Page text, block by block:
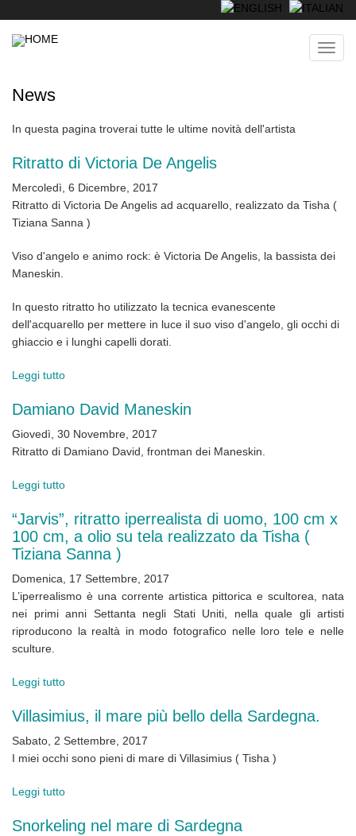
main
News
In questa pagina troverai tutte le ultime novità dell'artista
Ritratto di Victoria De Angelis
Mercoledì, 6 Dicembre, 2017
Ritratto di Victoria De Angelis ad acquarello, realizzato da Tisha (
Tiziana Sanna )
Viso d'angelo e animo rock: è Victoria De Angelis, la bassista dei
Maneskin.
In questo ritratto ho utilizzato la tecnica evanescente
dell'acquarello per mettere in luce il suo viso d'angelo, gli occhi di
ghiaccio e i lunghi capelli dorati.
Leggi tutto
di
Victoria
De
Damiano David Maneskin
Giovedì, 30 Novembre, 2017
Ritratto di Damiano David, frontman dei Maneskin.
Leggi tutto
David
Maneskin
“Jarvis”, ritratto iperrealista di uomo, 100 cm x
100 cm, a olio su tela realizzato da Tisha (
Tiziana Sanna )
Domenica, 17 Settembre, 2017
L’iperrealismo è una corrente artistica pittorica e scultorea, nata
nei primi anni Settanta negli Stati Uniti, nella quale gli artisti
riproducono la realtà in modo fotografico nelle loro tele e nelle
sculture.
Leggi tutto
ritratto
iperrealista
di
x
Villasimius, il mare più bello della Sardegna.
Sabato, 2 Settembre, 2017
I miei occhi sono pieni di mare di Villasimius ( Tisha )
Leggi tutto
Snorkeling nel mare di Sardegna